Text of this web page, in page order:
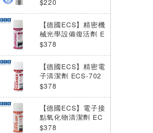
$220
【德國ECS】精密機
械光學設備復活劑 E
CS-704 400ml
$378
【德國ECS】精密電
子清潔劑 ECS-702
400ml
$378
【德國ECS】電子接
點氧化物清潔劑 EC
S-701 400ml
$378